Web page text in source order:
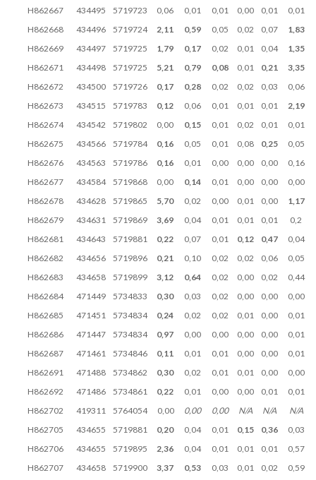
H862667
434495 5719723 0,06 0,01 0,01 0,00 0,01
0,01
H862668
434496 5719724 2,11 0,59 0,05 0,02 0,07 1,83
H862669
434497 5719725 1,79 0,17 0,02 0,01 0,04 1,35
H862671
434498 5719725 5,21 0,79 0,08 0,01 0,21 3,35
H862672
434500 5719726 0,17 0,28 0,02 0,02 0,03
0,06
H862673
434515 5719783 0,12 0,06 0,01 0,01 0,01
2,19
H862674
434542 5719802 0,00 0,15 0,01 0,02 0,01
0,01
H862675
434566 5719784 0,16 0,05 0,01 0,08 0,25
0,05
H862676
434563 5719786 0,16 0,01 0,00 0,00 0,00
0,16
H862677
434584 5719868 0,00 0,14 0,01 0,00 0,00
0,00
H862678
434628 5719865 5,70 0,02 0,00 0,01 0,00
1,17
H862679
434631 5719869 3,69 0,04 0,01 0,01 0,01 0,2
H862681
434643 5719881 0,22 0,07 0,01 0,12 0,47
0,04
H862682
434656 5719896 0,21 0,10 0,02 0,02 0,06
0,05
H862683
434658 5719899 3,12 0,64 0,02 0,00 0,02 0,44
H862684
471449 5734833 0,30 0,03 0,02 0,00 0,00
0,00
H862685
471451 5734834 0,24 0,02 0,02 0,01 0,00
0,01
H862686
471447 5734834 0,97 0,00 0,00 0,00 0,00
0,01
H862687
471461 5734846 0,11 0,01 0,01 0,00 0,00
0,01
H862691
471488 5734862 0,30 0,02 0,01 0,01 0,00
0,00
H862692
471486 5734861 0,22 0,01 0,00 0,00 0,01
0,01
H862702
419311 5764054 0,00 0,00 0,00 N/A N/A
N/A
H862705
434655 5719881 0,20 0,04 0,01 0,15 0,36
0,03
H862706
434655 5719895 2,36 0,04 0,01 0,01 0,01 0,57
H862707
434658 5719900 3,37 0,53 0,03 0,01 0,02 0,59